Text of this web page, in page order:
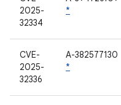
2025-
32334
*
CVE-
2025-
32336
A-382577130
*